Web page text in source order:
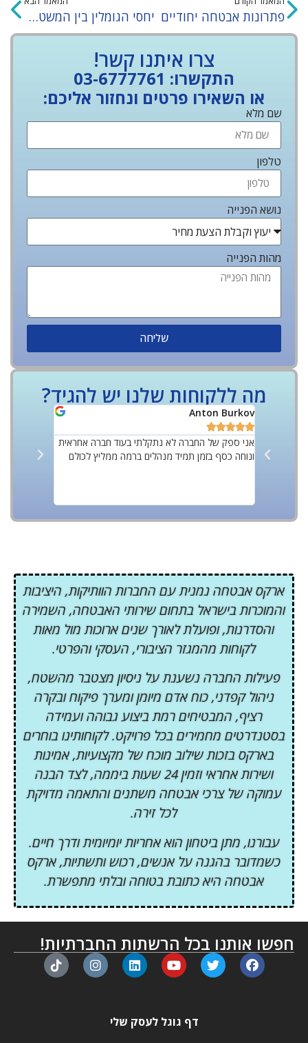
פתרונות אבטחה יחודיים יחסי הגומלין בין המשטרה לבין חברות אבטחה
צרו איתנו קשר!
התקשרו: 03-6777761
או השאירו פרטים ונחזור אליכם:
שם מלא
טלפון
נושא הפנייה
מהות הפנייה
שליחה
מה ללקוחות שלנו יש להגיד?
Anton Burkov





אני ספק של החברה לא נתקלתי בעוד חברה אחראית
ונוחה כסף בזמן תמיד מנהלים ברמה ממליץ לכולם
ביותר
ארקס אבטחה נמנית עם החברות הוותיקות, היציבות
והמוכרות בישראל בתחום שירותי האבטחה, השמירה
והסדרנות, ופועלת לאורך שנים ארוכות מול מאות
לקוחות מהמגזר הציבורי, העסקי והפרטי.
פעילות החברה נשענת על ניסיון מצטבר מהשטח,
ניהול קפדני, כוח אדם מיומן ומערך פיקוח ובקרה
רציף, המבטיחים רמת ביצוע גבוהה ועמידה
בסטנדרטים מחמירים בכל פרויקט. לקוחותינו בוחרים
בארקס בזכות שילוב מוכח של מקצועיות, אמינות
ושירות אחראי וזמין 24 שעות ביממה, לצד הבנה
עמוקה של צרכי אבטחה משתנים והתאמה מדויקת
לכל זירה.
עבורנו, מתן ביטחון הוא אחריות יומיומית ודרך חיים.
כשמדובר בהגנה על אנשים, רכוש ותשתיות, ארקס
אבטחה היא כתובת בטוחה ובלתי מתפשרת.
חפשו אותנו בכל הרשתות החברתיות!
דף גוגל לעסק שלי